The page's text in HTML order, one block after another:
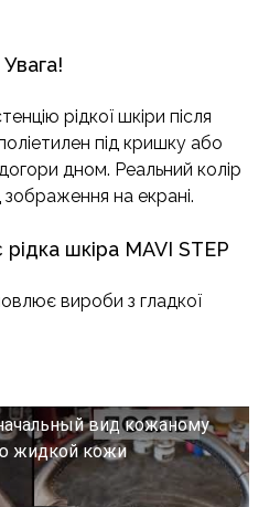
Увага!
рідкої шкіри після
під кришку або
дном. Реальний колір
зображення на екрані.
шкіра MAVI STEP
вироби з гладкої
вид кожаному
жидкой кожи